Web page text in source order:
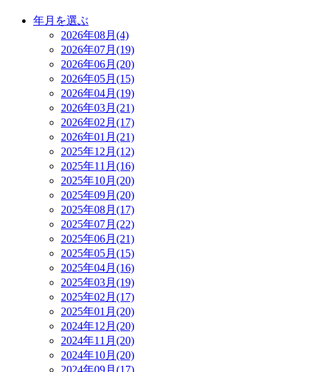
年月を選ぶ
2026年08月(4)
2026年07月(19)
2026年06月(20)
2026年05月(15)
2026年04月(19)
2026年03月(21)
2026年02月(17)
2026年01月(21)
2025年12月(12)
2025年11月(16)
2025年10月(20)
2025年09月(20)
2025年08月(17)
2025年07月(22)
2025年06月(21)
2025年05月(15)
2025年04月(16)
2025年03月(19)
2025年02月(17)
2025年01月(20)
2024年12月(20)
2024年11月(20)
2024年10月(20)
2024年09月(17)